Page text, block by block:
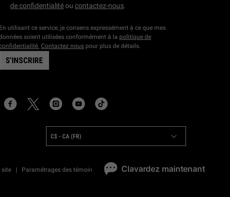
de confidentialitéou contactez-nous.
En utilisant ce service, je consens expressément à ce que mes
soient utilisées conformément à la politique de
Contactez nous pour plus de détails.
S'INSCRIRE
C$ - CA (FR)
site Paramétrages des témoins Déclaration Sur L'Accessibilité